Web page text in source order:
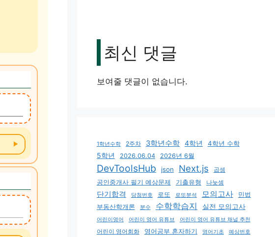
최신 댓글
보여줄 댓글이 없습니다.
1학년수학 2주차 3학년수학 4학년 4학년 수학
5학년 2026.06.04 2026년 6월
DevToolsHub json Next.js
곱셈
공인중개사 필기 예상문제
기출유형 나눗셈
단기합격 당첨번호 로또 로또분석 모의고사
민법
부동산학개론
분수 수학학습지 실전 모의고사
어린이영어 어린이 영어 유튜브 어린이 영어 유튜브 채널 추천
어린이 영어회화 영어공부 혼자하기 영어기초 예상번호